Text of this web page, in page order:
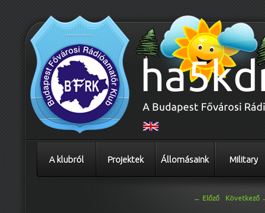
A klubról Projektek Állomásaink Military
← Előző Következő